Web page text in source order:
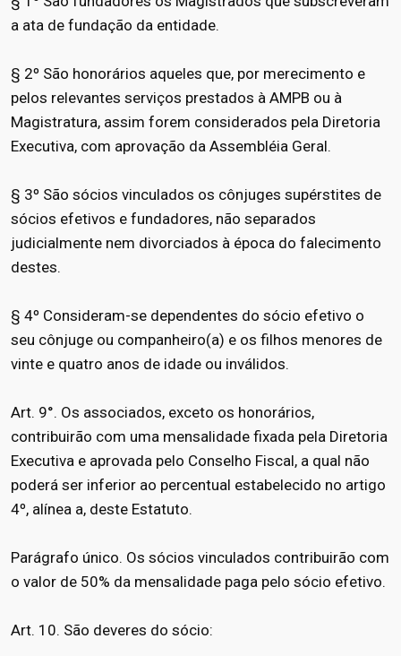
a ata de fundação da entidade.
§ 2º São honorários aqueles que, por merecimento e
pelos relevantes serviços prestados à AMPB ou à
Magistratura, assim forem considerados pela Diretoria
Executiva, com aprovação da Assembléia Geral.
§ 3º São sócios vinculados os cônjuges supérstites de
sócios efetivos e fundadores, não separados
judicialmente nem divorciados à época do falecimento
destes.
§ 4º Consideram-se dependentes do sócio efetivo o
seu cônjuge ou companheiro(a) e os filhos menores de
vinte e quatro anos de idade ou inválidos.
Art. 9°. Os associados, exceto os honorários,
contribuirão com uma mensalidade fixada pela Diretoria
Executiva e aprovada pelo Conselho Fiscal, a qual não
poderá ser inferior ao percentual estabelecido no artigo
4º, alínea a, deste Estatuto.
Parágrafo único. Os sócios vinculados contribuirão com
o valor de 50% da mensalidade paga pelo sócio efetivo.
Art. 10. São deveres do sócio: